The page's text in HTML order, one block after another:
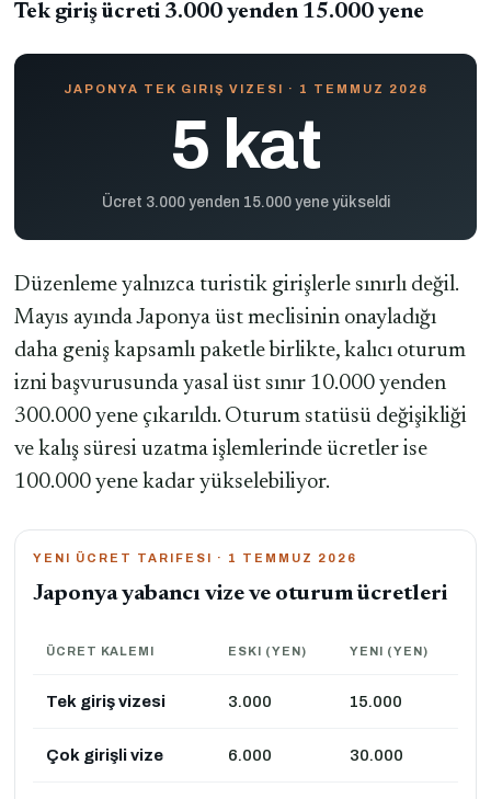
Tek giriş ücreti 3.000 yenden 15.000 yene
JAPONYA TEK GIRIŞ VIZESI · 1 TEMMUZ 2026
5 kat
Ücret 3.000 yenden 15.000 yene yükseldi
Düzenleme yalnızca turistik girişlerle sınırlı değil.
Mayıs ayında Japonya üst meclisinin onayladığı
daha geniş kapsamlı paketle birlikte, kalıcı oturum
izni başvurusunda yasal üst sınır 10.000 yenden
300.000 yene çıkarıldı. Oturum statüsü değişikliği
ve kalış süresi uzatma işlemlerinde ücretler ise
100.000 yene kadar yükselebiliyor.
YENI ÜCRET TARIFESI · 1 TEMMUZ 2026
Japonya yabancı vize ve oturum ücretleri
ÜCRET KALEMI ESKI (YEN) YENI (YEN)
Tek giriş vizesi 3.000 15.000
Çok girişli vize 6.000 30.000